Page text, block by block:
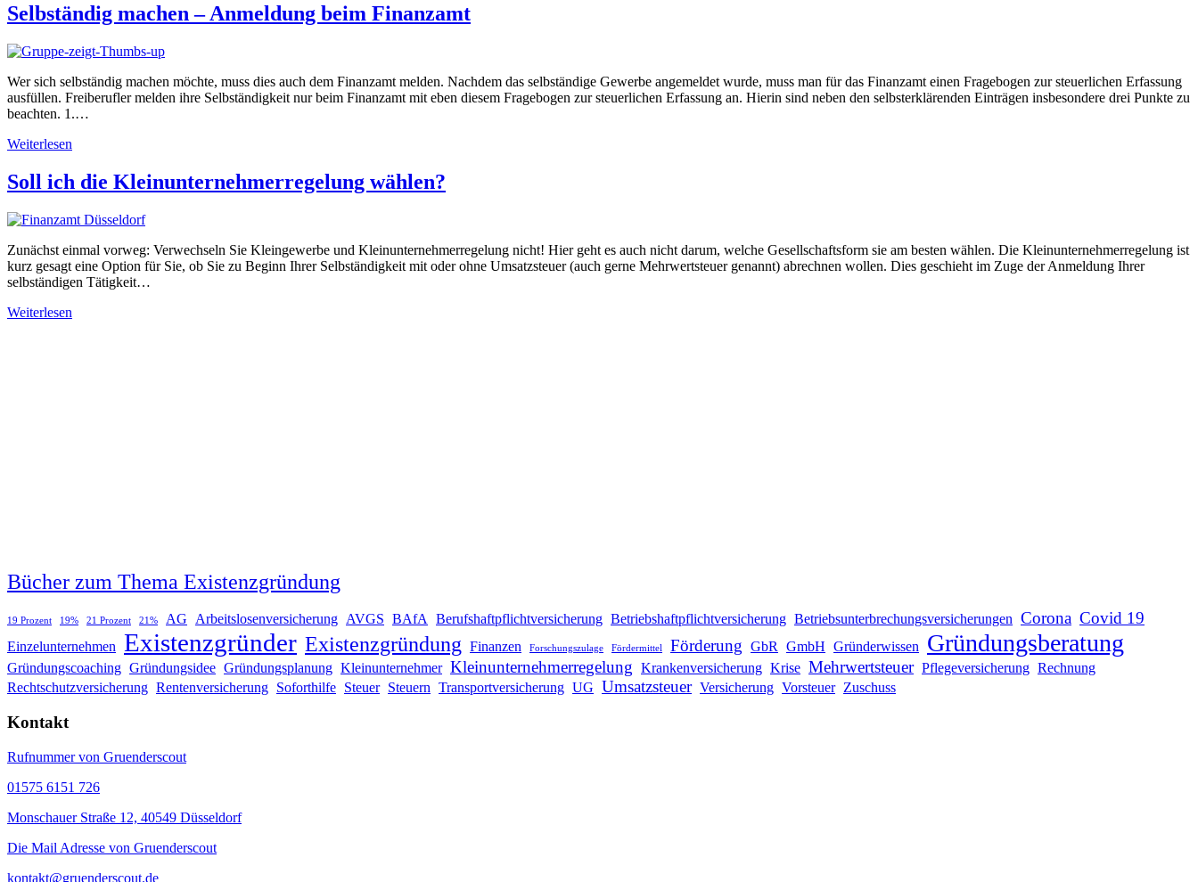
Selbständig machen – Anmeldung beim Finanzamt
Wer sich selbständig machen möchte, muss dies auch dem Finanzamt melden. Nachdem das selbständige Gewerbe angemeldet wurde, muss man für das Finanzamt einen Fragebogen zur steuerlichen Erfassung
ausfüllen. Freiberufler melden ihre Selbständigkeit nur beim Finanzamt mit eben diesem Fragebogen zur steuerlichen Erfassung an. Hierin sind neben den selbsterklärenden Einträgen insbesondere drei Punkte zu
beachten. 1.…
Weiterlesen
Soll ich die Kleinunternehmerregelung wählen?
Zunächst einmal vorweg: Verwechseln Sie Kleingewerbe und Kleinunternehmerregelung nicht! Hier geht es auch nicht darum, welche Gesellschaftsform sie am besten wählen. Die Kleinunternehmerregelung ist
kurz gesagt eine Option für Sie, ob Sie zu Beginn Ihrer Selbständigkeit mit oder ohne Umsatzsteuer (auch gerne Mehrwertsteuer genannt) abrechnen wollen. Dies geschieht im Zuge der Anmeldung Ihrer
selbständigen Tätigkeit…
Weiterlesen
Bücher zum Thema Existenzgründung
19 Prozent 19% 21 Prozent 21% AG Arbeitslosenversicherung AVGS BAfA Berufshaftpflichtversicherung Betriebshaftpflichtversicherung Betriebsunterbrechungsversicherungen Corona Covid 19
Einzelunternehmen Existenzgründer Existenzgründung Finanzen Forschungszulage Fördermittel Förderung GbR GmbH Gründerwissen Gründungsberatung
Gründungscoaching Gründungsidee Gründungsplanung Kleinunternehmer Kleinunternehmerregelung Krankenversicherung Krise Mehrwertsteuer Pflegeversicherung Rechnung
Rechtschutzversicherung Rentenversicherung Soforthilfe Steuer Steuern Transportversicherung UG Umsatzsteuer Versicherung Vorsteuer Zuschuss
Kontakt
Rufnummer von Gruenderscout
01575 6151 726
Monschauer Straße 12, 40549 Düsseldorf
Die Mail Adresse von Gruenderscout
kontakt@gruenderscout.de